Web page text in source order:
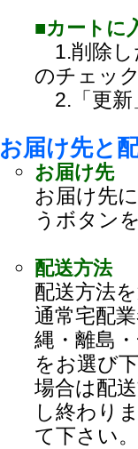
■カートに
1.削除し
のチェッ
2.「更新
お届け先と
お届け先
お届け先
うボタン
配送方法
配送方法
通常宅配
縄・離島
をお選び
場合は配
し終わり
て下さい。